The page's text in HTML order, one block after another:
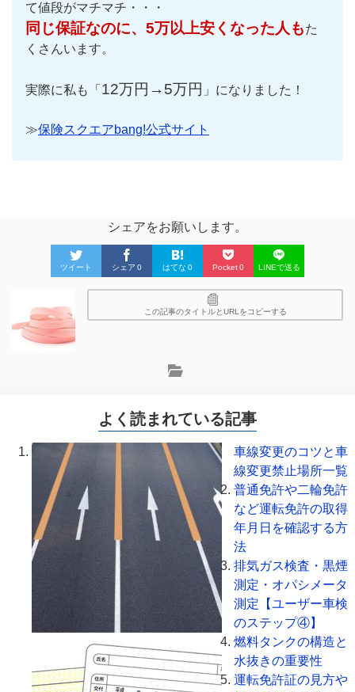
て値段がマチマチ・・・
同じ保証なのに、5万以上安くなった人もた
くさんいます。
実際に私も「 12万円→5万円 」になりました！
≫保険スクエアbang!公式サイト
シェアをお願いします。
ツイート シェア 0 はてな 0 Pocket0 LINEで送る
この記事のタイトルとURLをコピーする
よく読まれている記事
車線変更のコツと車
線変更禁止場所一覧
普通免許や二輪免許
など運転免許の取得
年月日を確認する方
法
排気ガス検査・黒煙
測定・オパシメータ
測定【ユーザー車検
のステップ④】
燃料タンクの構造と
水抜きの重要性
運転免許証の見方や